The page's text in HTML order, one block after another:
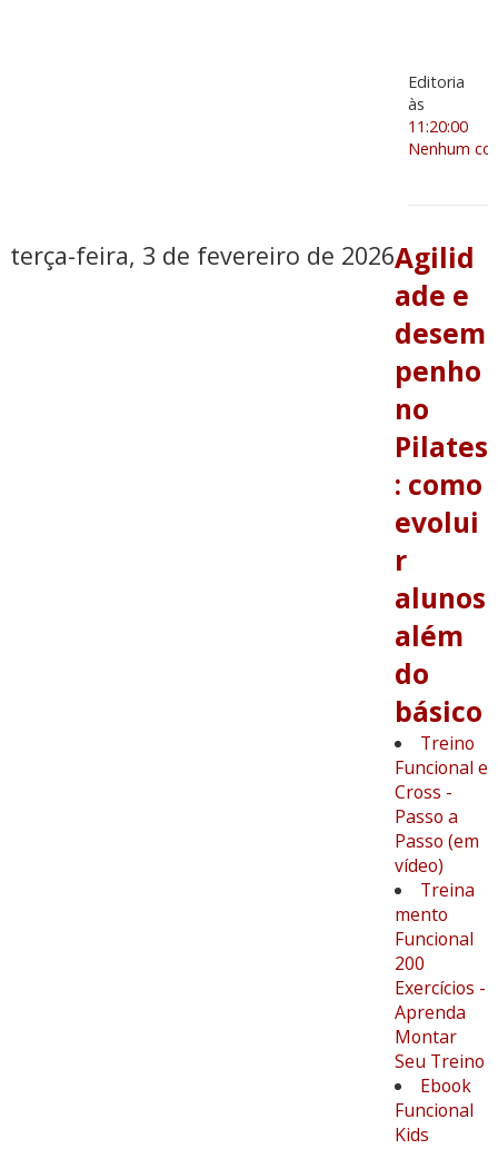
Editoria
às
11:20:00
Nenhum
terça-feira, 3 de fevereiro de 2026Agilid
ade e
desem
penho
no
Pilates
: como
evolui
r
alunos
além
do
básico
Treino
Funcional e
Cross -
Passo a
Passo (em
vídeo)
Treina
mento
Funcional
200
Exercícios -
Aprenda
Montar
Seu Treino
Ebook
Funcional
Kids